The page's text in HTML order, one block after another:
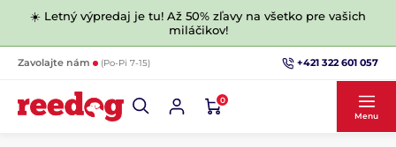
☀️ Letný výpredaj je tu! Až 50% zľavy na všetko pre vašich
miláčikov!
Zavolajte nám (Po-Pi 7-15) +421 322 601 057
0
Menu